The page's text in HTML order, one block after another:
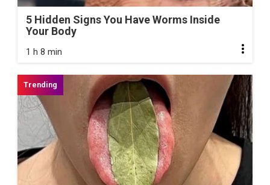
5 Hidden Signs You Have Worms Inside
Your Body
1 h 8 min